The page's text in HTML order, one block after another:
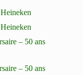
– 50 ans
– 50 ans